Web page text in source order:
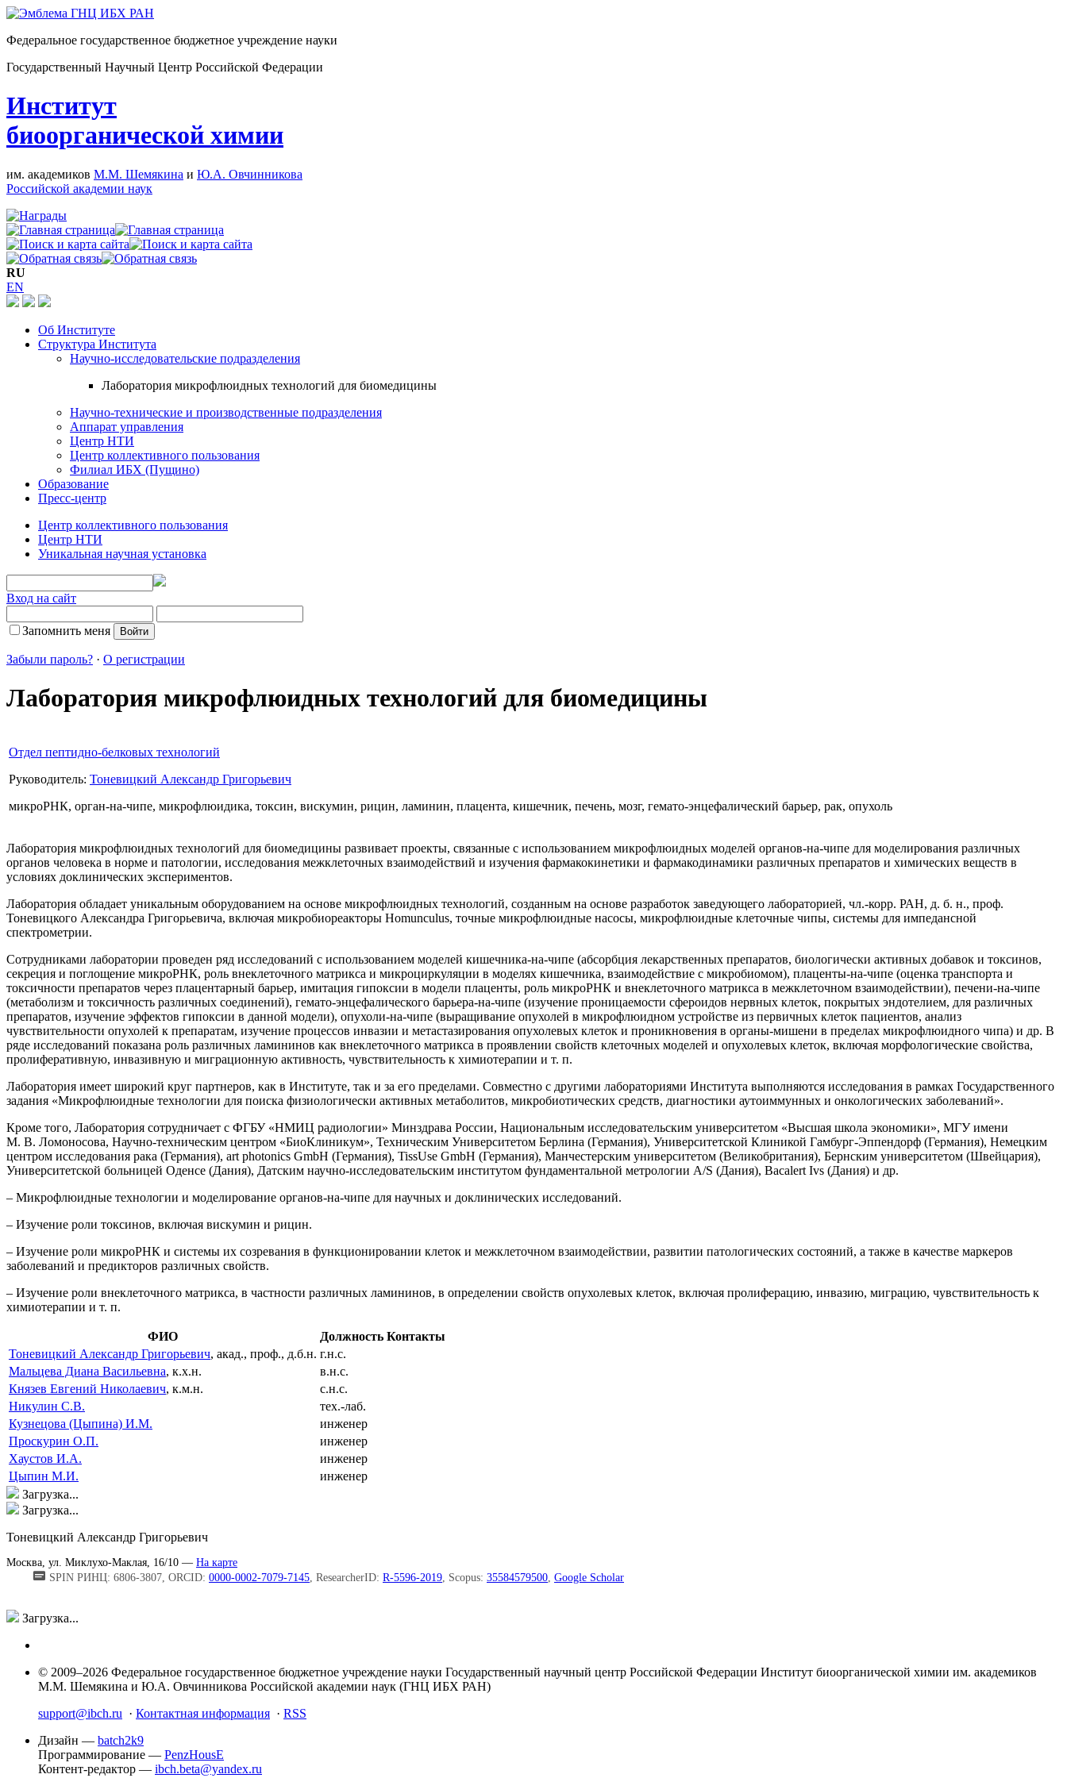
Федеральное государственное бюджетное учреждение науки
Государственный Научный Центр Российской Федерации
Институт
биоорганической химии
им. академиков М.М. Шемякина и Ю.А. Овчинникова
Российской академии наук
RU
EN
Об Институте
Структура Института
Научно-исследовательские подразделения
Лаборатория микрофлюидных технологий для биомедицины
Научно-технические и производственные подразделения
Аппарат управления
Центр НТИ
Центр коллективного пользования
Филиал ИБХ (Пущино)
Образование
Пресс-центр
Центр коллективного пользования
Центр НТИ
Уникальная научная установка
Вход на сайт
Запомнить меня
Забыли пароль? · О регистрации
Лаборатория микрофлюидных технологий для биомедицины
Отдел пептидно-белковых технологий
Руководитель: Тоневицкий Александр Григорьевич
микроРНК, орган-на-чипе, микрофлюидика, токсин, вискумин, рицин, ламинин, плацента, кишечник, печень, мозг, гемато-энцефалический барьер, рак, опухоль
Лаборатория микрофлюидных технологий для биомедицины развивает проекты, связанные с использованием микрофлюидных моделей органов-на-чипе для моделирования различных
органов человека в норме и патологии, исследования межклеточных взаимодействий и изучения фармакокинетики и фармакодинамики различных препаратов и химических веществ в
условиях доклинических экспериментов.
Лаборатория обладает уникальным оборудованием на основе микрофлюидных технологий, созданным на основе разработок заведующего лабораторией, чл.-корр. РАН, д. б. н., проф.
Тоневицкого Александра Григорьевича, включая микробиореакторы Homunculus, точные микрофлюидные насосы, микрофлюидные клеточные чипы, системы для импедансной
спектрометрии.
Сотрудниками лаборатории проведен ряд исследований с использованием моделей кишечника-на-чипе (абсорбция лекарственных препаратов, биологически активных добавок и токсинов,
секреция и поглощение микроРНК, роль внеклеточного матрикса и микроциркуляции в моделях кишечника, взаимодействие с микробиомом), плаценты-на-чипе (оценка транспорта и
токсичности препаратов через плацентарный барьер, имитация гипоксии в модели плаценты, роль микроРНК и внеклеточного матрикса в межклеточном взаимодействии), печени-на-чипе
(метаболизм и токсичность различных соединений), гемато-энцефалического барьера-на-чипе (изучение проницаемости сфероидов нервных клеток, покрытых эндотелием, для различных
препаратов, изучение эффектов гипоксии в данной модели), опухоли-на-чипе (выращивание опухолей в микрофлюидном устройстве из первичных клеток пациентов, анализ
чувствительности опухолей к препаратам, изучение процессов инвазии и метастазирования опухолевых клеток и проникновения в органы-мишени в пределах микрофлюидного чипа) и др. В
ряде исследований показана роль различных ламининов как внеклеточного матрикса в проявлении свойств клеточных моделей и опухолевых клеток, включая морфологические свойства,
пролиферативную, инвазивную и миграционную активность, чувствительность к химиотерапии и т. п.
Лаборатория имеет широкий круг партнеров, как в Институте, так и за его пределами. Совместно с другими лабораториями Института выполняются исследования в рамках Государственного
задания «Микрофлюидные технологии для поиска физиологически активных метаболитов, микробиотических средств, диагностики аутоиммунных и онкологических заболеваний».
Кроме того, Лаборатория сотрудничает с ФГБУ «НМИЦ радиологии» Минздрава России, Национальным исследовательским университетом «Высшая школа экономики», МГУ имени
М. В. Ломоносова, Научно-техническим центром «БиоКлиникум», Техническим Университетом Берлина (Германия), Университетской Клиникой Гамбург-Эппендорф (Германия), Немецким
центром исследования рака (Германия), art photonics GmbH (Германия), TissUse GmbH (Германия), Манчестерским университетом (Великобритания), Бернским университетом (Швейцария),
Университетской больницей Оденсе (Дания), Датским научно-исследовательским институтом фундаментальной метрологии A/S (Дания), Bacalert Ivs (Дания) и др.
– Микрофлюидные технологии и моделирование органов-на-чипе для научных и доклинических исследований.
– Изучение роли токсинов, включая вискумин и рицин.
– Изучение роли микроРНК и системы их созревания в функционировании клеток и межклеточном взаимодействии, развитии патологических состояний, а также в качестве маркеров
заболеваний и предикторов различных свойств.
– Изучение роли внеклеточного матрикса, в частности различных ламининов, в определении свойств опухолевых клеток, включая пролиферацию, инвазию, миграцию, чувствительность к
химиотерапии и т. п.
ФИО Должность Контакты
Тоневицкий Александр Григорьевич, акад., проф., д.б.н. г.н.с.
Мальцева Диана Васильевна, к.х.н.
в.н.с.
Князев Евгений Николаевич, к.м.н.
с.н.с.
Никулин С.В.
тех.-лаб.
Кузнецова (Цыпина) И.М.
инженер
Проскурин О.П.
инженер
Хаустов И.А.
инженер
Цыпин М.И.
инженер
Загрузка...
Загрузка...
Тоневицкий Александр Григорьевич
Москва, ул. Миклухо-Маклая, 16/10 — На карте
SPIN РИНЦ: 6806-3807, ORCID: 0000-0002-7079-7145 , ResearcherID: R-5596-2019 , Scopus: 35584579500 Google Scholar
Загрузка...
© 2009–2026 Федеральное государственное бюджетное учреждение науки Государственный научный центр Российской Федерации Институт биоорганической химии им. академиков
М.М. Шемякина и Ю.А. Овчинникова Российской академии наук (ГНЦ ИБХ РАН)
support@ibch.ru · Контактная информация · RSS
Дизайн — batch2k9
Программирование — PenzHousE
Контент-редактор — ibch.beta@yandex.ru